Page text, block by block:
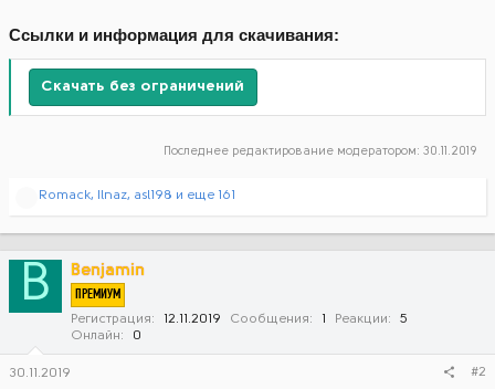
Ссылки и информация для скачивания:
Скачать без ограничений
Последнее редактирование модератором: 30.11.2019
Р
ц
и
и
Romack, Ilnaz, asl198 и еще 161
B Benjamin
ПРЕМИУМ
Регистрация 12.11.2019 Сообщения 1 Реакции
5
Онлайн
0
30.11.2019 #2